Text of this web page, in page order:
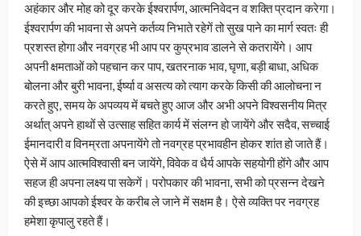
अहंकार और मोह को दूर करके ईश्वरार्पण, आत्मनिवेदन व शक्ति प्रदान करेगा।
ईश्वरार्पण की भावना से अपने कर्तव्य निभाते रहेगें तो सुख पाने का मार्ग स्वतः ही
प्रशस्त होगा और नवग्रह भी आप पर कुप्रभाव डालने से कतरायेंगे। आप
अपनी क्षमताओं को पहचान कर पाप, खतरनाक भाव, घृणा, बड़ी बाधा, अधिक
बोलना और बुरी भावना, ईर्ष्या व असत्य को त्याग करके किसी की आलोचना न
करते हुए, समय के अपव्यय में बचते हुए आज और अभी अपने विश्वसनीय मित्र
अर्थात् अपने हाथों से उत्साह सहित कार्य में संलग्न हो जायेंगे और सदैव, सच्चाई
ईमानदारी व विनम्रता अपनायेंगे तो नवग्रह प्रभावहीन होकर शांत हो जाते हैं।
ऐसे में आप आत्मविश्वासी बन जायेंगे, विवेक व धैर्य आपके सहयोगी होंगे और आप
सहज ही अपना लक्ष्य पा सकेगें। परोपकार की भावना, सभी को प्रसन्न देखने
की इच्छा आपको ईश्वर के करीब ले जाने में सक्षम है। ऐसे व्यक्ति पर नवग्रह
हमेशा कृपालु रहते हैं।